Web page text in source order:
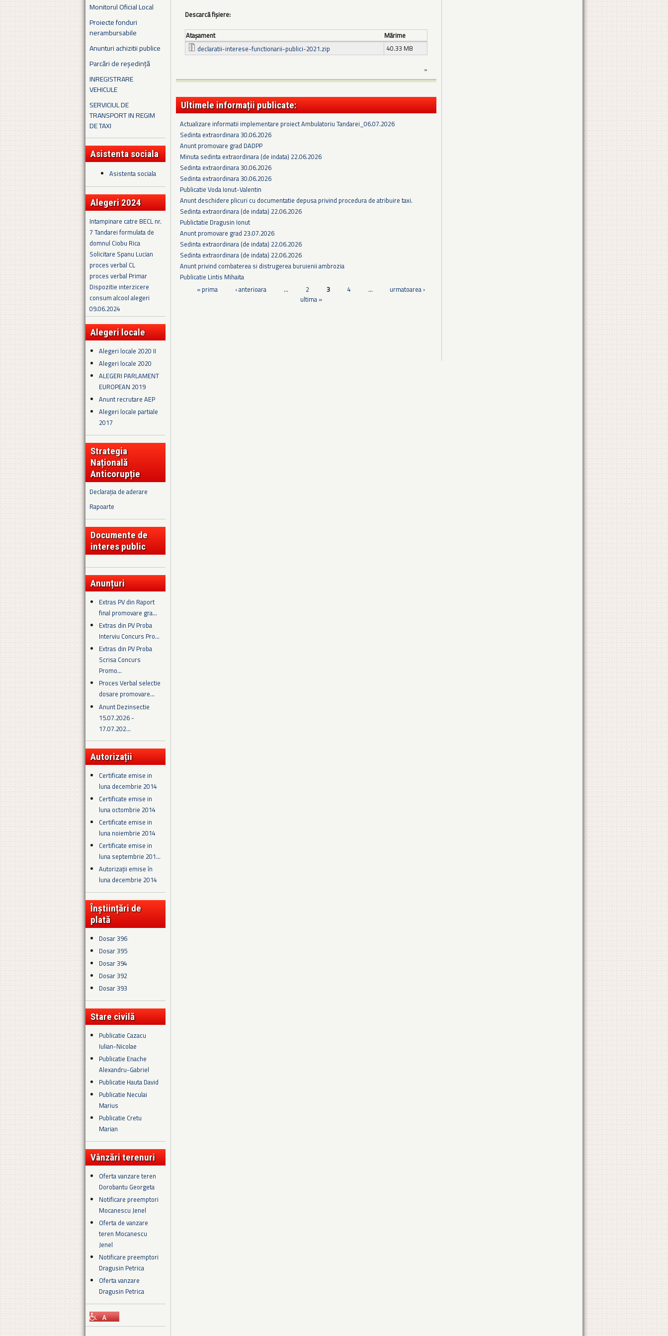
Monitorul Oficial Local
Proiecte fonduri
nerambursabile
Anunturi achizitii publice
Parcări de reședință
INREGISTRARE
VEHICULE
SERVICIUL DE
TRANSPORT IN REGIM
DE TAXI
Asistenta sociala
Asistenta sociala
Alegeri 2024
Intampinare catre BECL nr.
7 Tandarei formulata de
domnul Ciobu Rica
Solicitare Spanu Lucian
proces verbal CL
proces verbal Primar
Dispozitie interzicere
consum alcool alegeri
09.06.2024
Alegeri locale
Alegeri locale 2020 II
Alegeri locale 2020
ALEGERI PARLAMENT
EUROPEAN 2019
Anunt recrutare AEP
Alegeri locale partiale
2017
Strategia
Națională
Anticorupție
Declarația de aderare
Rapoarte
Documente de
interes public
Anunțuri
Extras PV din Raport
final promovare gra...
Extras din PV Proba
Interviu Concurs Pro...
Extras din PV Proba
Scrisa Concurs
Promo...
Proces Verbal selectie
dosare promovare...
Anunt Dezinsectie
15.07.2026 -
17.07.202...
Autorizații
Certificate emise in
luna decembrie 2014
Certificate emise in
luna octombrie 2014
Certificate emise in
luna noiembrie 2014
Certificate emise in
luna septembrie 201...
Autorizații emise în
luna decembrie 2014
Înștiințări de
plată
Dosar 396
Dosar 395
Dosar 394
Dosar 392
Dosar 393
Stare civilă
Publicatie Cazacu
Iulian-Nicolae
Publicatie Enache
Alexandru-Gabriel
Publicatie Hauta David
Publicatie Neculai
Marius
Publicatie Cretu
Marian
Vânzări terenuri
Oferta vanzare teren
Dorobantu Georgeta
Notificare preemptori
Mocanescu Jenel
Oferta de vanzare
teren Mocanescu
Jenel
Notificare preemptori
Dragusin Petrica
Oferta vanzare
Dragusin Petrica
Descarcă fișiere:
Ataşament
Mărime
declaratii-interese-functionarii-publici-2021.zip
40.33 MB
»
Ultimele informații publicate:
Actualizare informatii implementare proiect Ambulatoriu Tandarei_06.07.2026
Sedinta extraordinara 30.06.2026
Anunt promovare grad DADPP
Minuta sedinta extraordinara (de indata) 22.06.2026
Sedinta extraordinara 30.06.2026
Sedinta extraordinara 30.06.2026
Publicatie Voda Ionut-Valentin
Anunt deschidere plicuri cu documentatie depusa privind procedura de atribuire taxi.
Sedinta extraordinara (de indata) 22.06.2026
Publictatie Dragusin Ionut
Anunt promovare grad 23.07.2026
Sedinta extraordinara (de indata) 22.06.2026
Sedinta extraordinara (de indata) 22.06.2026
Anunt privind combaterea si distrugerea buruienii ambrozia
Publicatie Lintis Mihaita
Pagini
« prima ‹ anterioara … 2 3 4 …
urmatoarea ›
ultima »